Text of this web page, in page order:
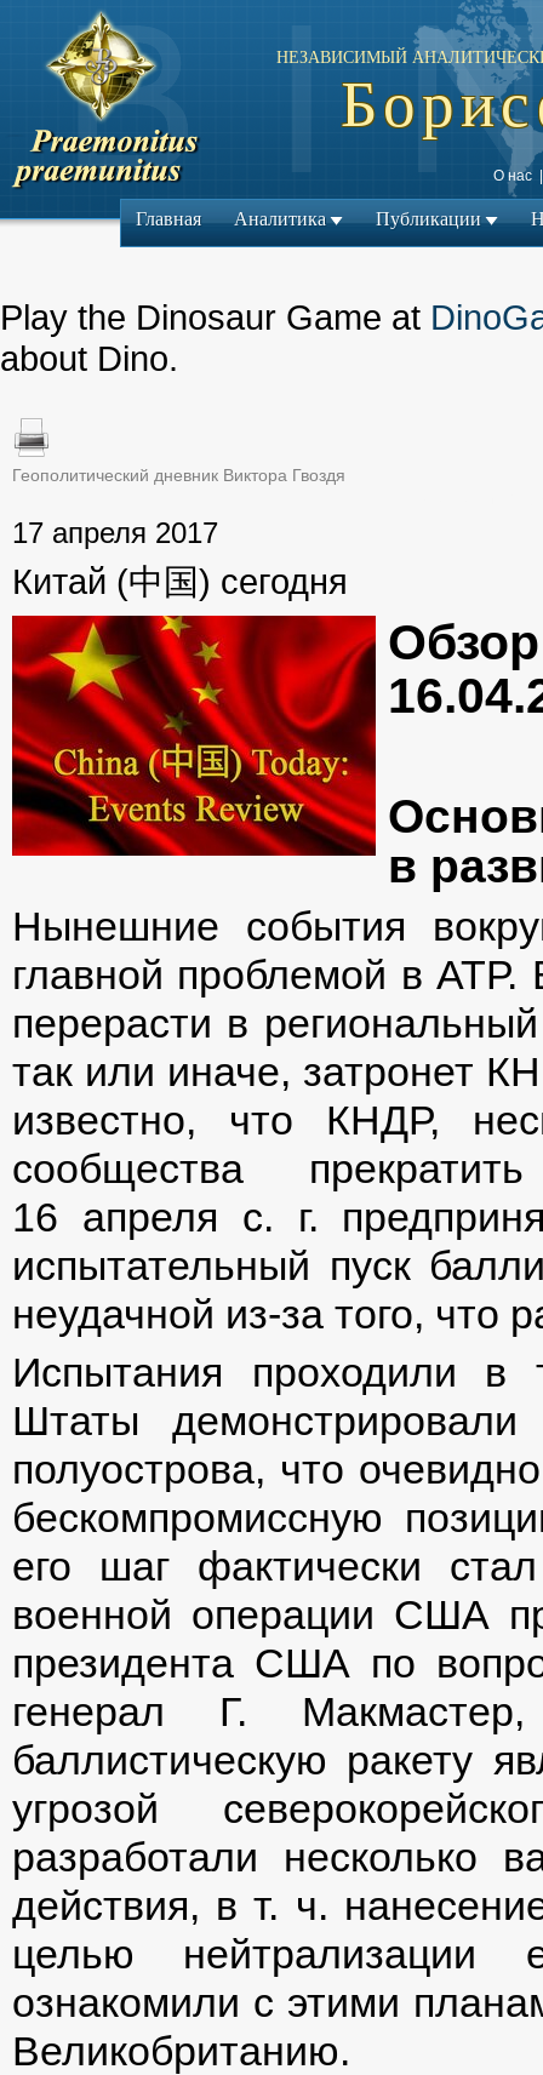
НЕЗАВИСИМЫЙ
О нас
Главная Аналитика Публикации
Play the Dinosaur Game at
about Dino.
Геополитический дневник Виктора Гвоздя
17 апреля 2017
Китай (中国) сегодня
в
Нынешние события
главной проблемой в АТР.
перерасти в
так или иначе, затронет
известно, что КНДР,
сообщества
16 апреля с. г.
испытательный пуск
неудачной из-за того, что
Испытания проходили в
Штаты
полуострова, что
бескомпромиссную
его шаг фактически
военной операции США
президента США по
генерал Г.
баллистическую ракету
угрозой
разработали несколько
действия, в т. ч.
целью
ознакомили с этими
Великобританию.